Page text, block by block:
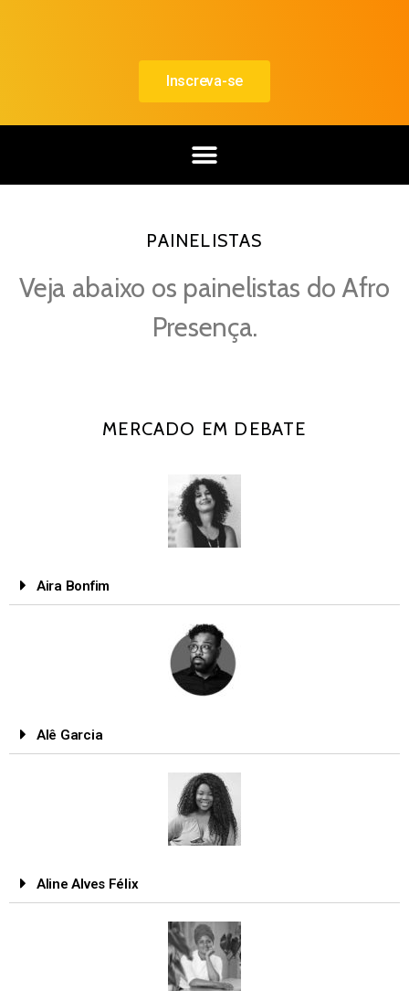
Inscreva-se
PAINELISTAS
Veja abaixo os painelistas do Afro
Presença.
MERCADO EM DEBATE
Aira Bonfim
Alê Garcia
Aline Alves Félix